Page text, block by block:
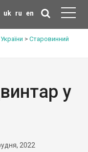
uk ru en
> Старовинний
у
2022